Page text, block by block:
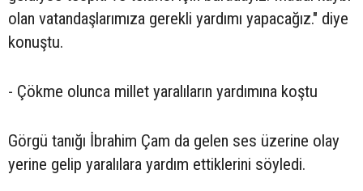
olan vatandaşlarımıza gerekli yardımı yapacağız." diye
konuştu.
- Çökme olunca millet yaralıların yardımına koştu
Görgü tanığı İbrahim Çam da gelen ses üzerine olay
yerine gelip yaralılara yardım ettiklerini söyledi.